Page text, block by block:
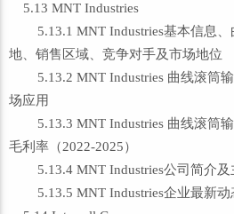
5.13 MNT Industries
5.13.1 MNT Industries基本信息、
地、销售区域、竞争对手及市场地位
5.13.2 MNT Industries 曲线滚筒输
场应用
5.13.3 MNT Industries 曲线滚筒输
毛利率（2022-2025）
5.13.4 MNT Industries公司简介及
5.13.5 MNT Industries企业最新动